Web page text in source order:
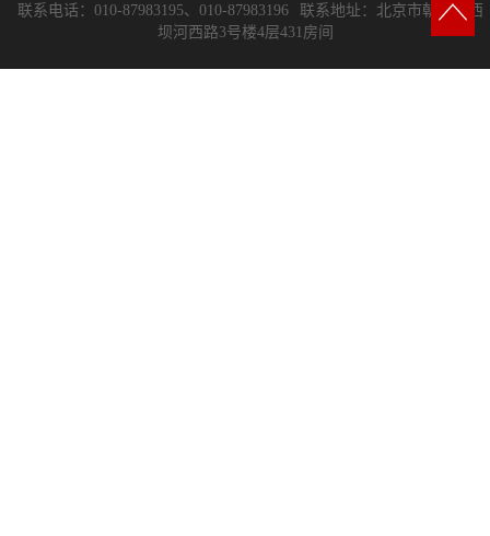
联系电话：010-87983195、010-87983196
联系地址：北京市朝阳区西
坝河西路3号楼4层431房间